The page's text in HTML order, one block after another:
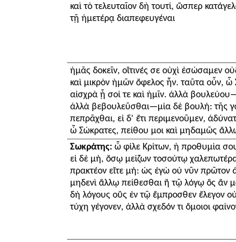
καὶ τὸ τελευταῖον δὴ τουτί, ὥσπερ
τῇ ἡμετέρᾳ διαπεφευγέναι
ἡμᾶς δοκεῖν, οἵτινές σε οὐχὶ ἐσώσαμεν
καὶ μικρὸν ἡμῶν ὄφελος ἦν. ταῦτα οὖν,
αἰσχρὰ ᾖ σοί τε καὶ ἡμῖν. ἀλλὰ
ἀλλὰ βεβουλεῦσθαι—μία δὲ βουλή: τῆς
πεπρᾶχθαι, εἰ δ' ἔτι περιμενοῦμεν,
ὦ Σώκρατες, πείθου μοι καὶ μηδαμῶς
Σωκράτης:ὦ φίλε Κρίτων, ἡ προθυμία σου
εἰ δὲ μή, ὅσῳ μείζων τοσούτῳ
πρακτέον εἴτε μή: ὡς ἐγὼ οὐ νῦν πρῶτον
μηδενὶ ἄλλῳ πείθεσθαι ἢ τῷ λόγῳ ὃς ἄν
δὴ λόγους οὓς ἐν τῷ ἔμπροσθεν ἔλεγον
τύχη γέγονεν, ἀλλὰ σχεδόν τι ὅμοιοι